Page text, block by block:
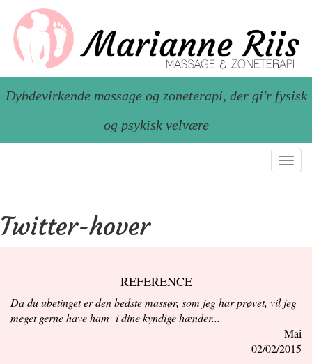
Dybdevirkende massage og zoneterapi, der gi'r fysisk
og psykisk velvære
Twitter-hover
REFERENCE
Da du ubetinget er den bedste massør, som jeg har prøvet, vil jeg
meget gerne have ham i dine kyndige hænder...
Mai
02/02/2015